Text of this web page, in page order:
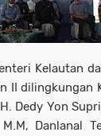
Kelautan
II dilingkungan
Dedy Yon
Danlanal